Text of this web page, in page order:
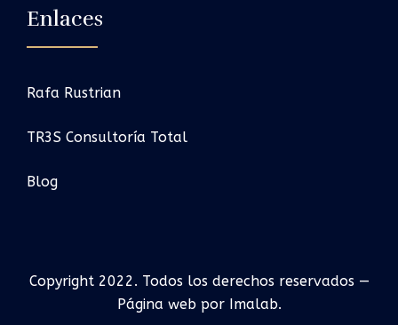
Enlaces
Rafa Rustrian
TR3S Consultoría Total
Blog
Copyright 2022. Todos los derechos reservados —
Página web por Imalab.